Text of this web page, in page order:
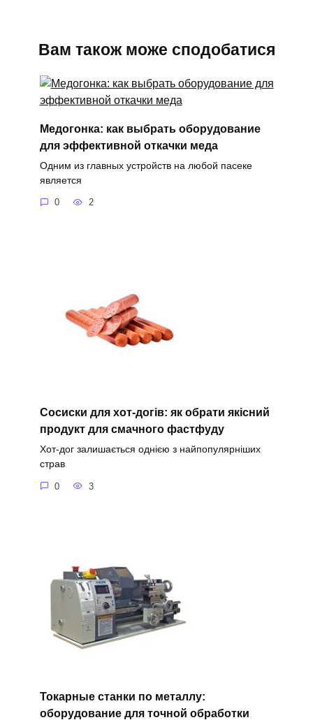
Вам також може сподобатися
Медогонка: как выбрать оборудование
для эффективной откачки меда
Одним из главных устройств на любой пасеке
является
0 2
Сосиски для хот-догів: як обрати якісний
продукт для смачного фастфуду
Хот-дог залишається однією з найпопулярніших
страв
0 3
Токарные станки по металлу:
оборудование для точной обработки